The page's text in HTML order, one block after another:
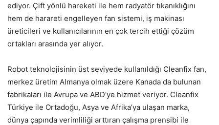
ediyor. Çift yönlü hareketi ile hem radyatör tıkanıklığını
hem de harareti engelleyen fan sistemi, iş makinası
üreticileri ve kullanıcılarının en çok tercih ettiği çözüm
ortakları arasında yer alıyor.
Robot teknolojisinin üst seviyede kullanıldığı Cleanfix fan,
merkez üretim Almanya olmak üzere Kanada da bulunan
fabrikaları ile Avrupa ve ABD’ye hizmet veriyor. Cleanfix
Türkiye ile Ortadoğu, Asya ve Afrika’ya ulaşan marka,
dünya çapında verimliliği arttıran çalışma prensibi ile